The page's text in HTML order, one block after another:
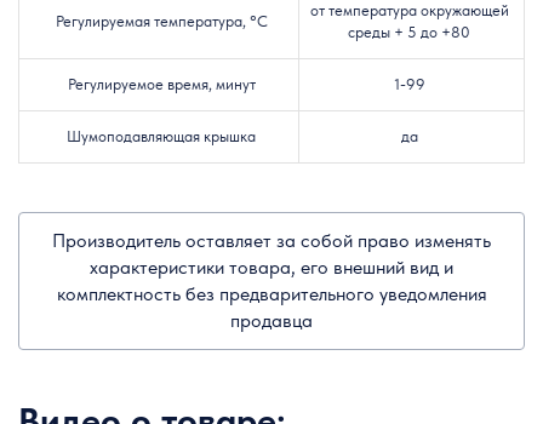
Регулируемая температура, °C
от температура окружающей
среды + 5 до +80
Регулируемое время, минут 1-99
Шумоподавляющая крышка да
Производитель оставляет за собой право изменять
характеристики товара, его внешний вид и
комплектность без предварительного уведомления
продавца